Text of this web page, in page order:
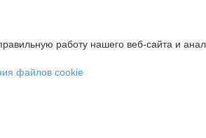
работу нашего веб-сайта и
файлов cookie